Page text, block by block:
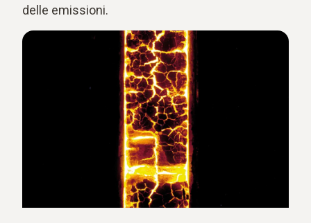
delle emissioni.